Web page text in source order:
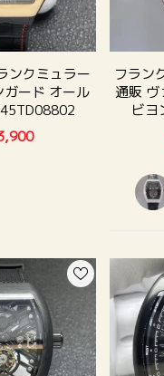
ンクミュラー
ガード オール
フラン
通販
ビヨ